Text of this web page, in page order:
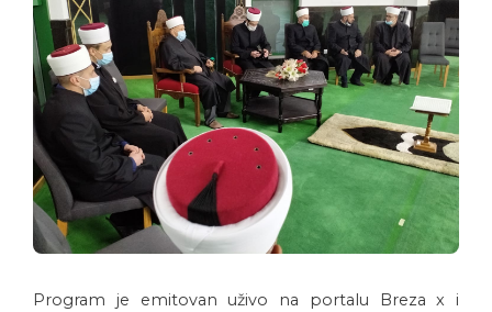
Program je emitovan uživo na portalu Breza x i